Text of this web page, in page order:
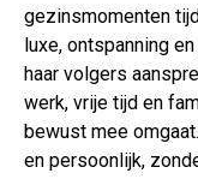
gezinsmomenten
luxe, ontspanning
haar volgers
werk, vrije tijd en
bewust mee
en persoonlijk,